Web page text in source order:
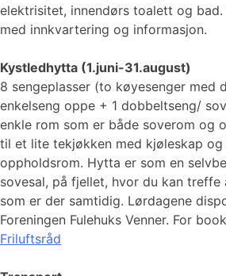
elektrisitet, innendørs toalett og
med innkvartering og informasjon.
Kystledhytta (1.juni-31.august)
8 sengeplasser (to køyesenger med
enkelseng oppe + 1 dobbeltseng/
enkle rom som er både soverom og
til et lite tekjøkken med kjøleskap
oppholdsrom. Hytta er som en
sovesal, på fjellet, hvor du kan treffe
som er der samtidig. Lørdagene
Foreningen Fulehuks Venner. For
Friluftsråd